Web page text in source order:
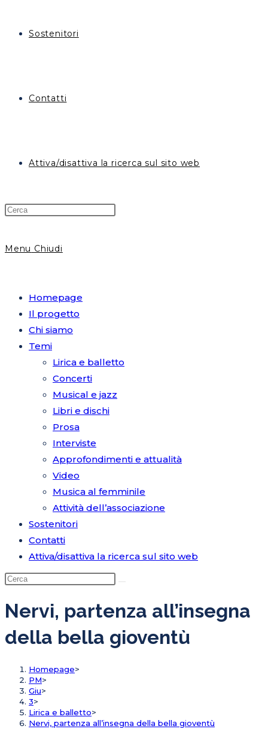
Sostenitori
Contatti
Attiva/disattiva la ricerca sul sito web
Menu Chiudi
Homepage
Il progetto
Chi siamo
Temi
Lirica e balletto
Concerti
Musical e jazz
Libri e dischi
Prosa
Interviste
Approfondimenti e attualità
Video
Musica al femminile
Attività dell’associazione
Sostenitori
Contatti
Attiva/disattiva la ricerca sul sito web
Nervi, partenza all’insegna
della bella gioventù
Homepage>
PM>
Giu>
3>
Lirica e balletto>
Nervi, partenza all’insegna della bella gioventù